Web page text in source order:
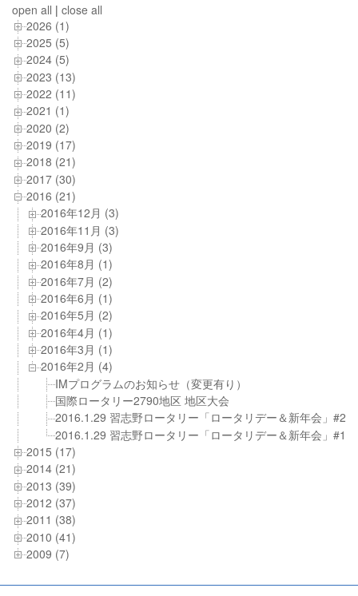
open all | close all
2026 (1)
2025 (5)
2024 (5)
2023 (13)
2022 (11)
2021 (1)
2020 (2)
2019 (17)
2018 (21)
2017 (30)
2016 (21)
2016年12月 (3)
2016年11月 (3)
2016年9月 (3)
2016年8月 (1)
2016年7月 (2)
2016年6月 (1)
2016年5月 (2)
2016年4月 (1)
2016年3月 (1)
2016年2月 (4)
IMプログラムのお知らせ（変更有り）
国際ロータリー2790地区 地区大会
2016.1.29 習志野ロータリー「ロータリデー＆新年会」#2
2016.1.29 習志野ロータリー「ロータリデー＆新年会」#1
2015 (17)
2014 (21)
2013 (39)
2012 (37)
2011 (38)
2010 (41)
2009 (7)